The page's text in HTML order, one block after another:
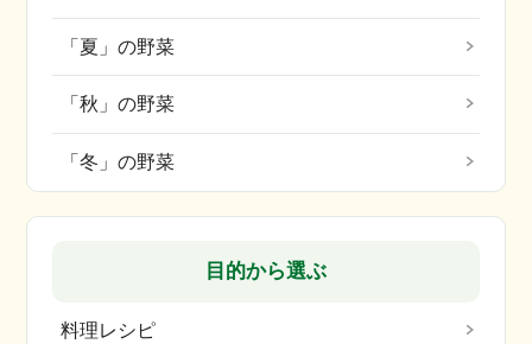
「夏」の野菜
「秋」の野菜
「冬」の野菜
目的から選ぶ
料理レシピ